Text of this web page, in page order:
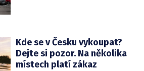
Kde se v Česku vykoupat?
Dejte si pozor. Na několika
místech platí zákaz